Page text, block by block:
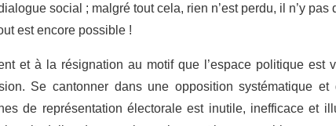
social ; malgré tout cela, rien n’est perdu, il n’y
est encore possible !
et à la résignation au motif que l’espace politique est
Se cantonner dans une opposition systématique et
de représentation électorale est inutile, inefficace et